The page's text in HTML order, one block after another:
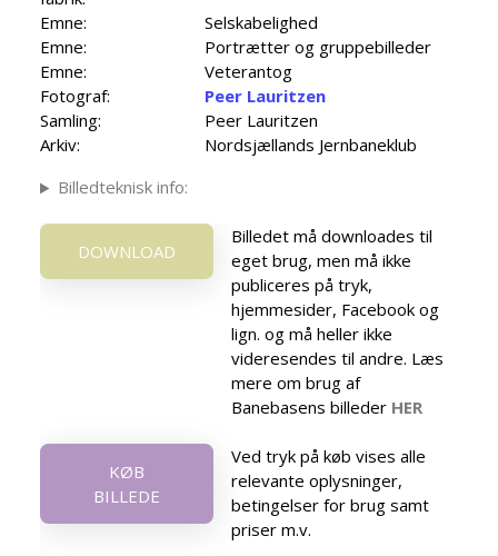
Emne:
Selskabelighed
Emne:
Portrætter og gruppebilleder
Emne:
Veterantog
Fotograf:
Peer Lauritzen
Samling:
Peer Lauritzen
Arkiv:
Nordsjællands Jernbaneklub
Billedteknisk info:
DOWNLOAD
Billedet må downloades til
eget brug, men må ikke
publiceres på tryk,
hjemmesider, Facebook og
lign. og må heller ikke
videresendes til andre. Læs
mere om brug af
Banebasens billeder HER
KØB
BILLEDE
Ved tryk på køb vises alle
relevante oplysninger,
betingelser for brug samt
priser m.v.